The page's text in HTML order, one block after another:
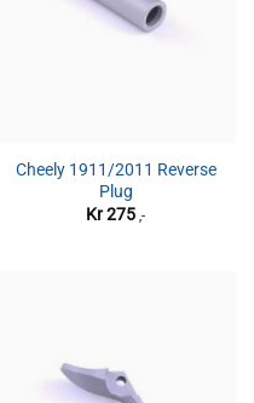
Cheely 1911/2011 Reverse
Plug
Kr275 ,-